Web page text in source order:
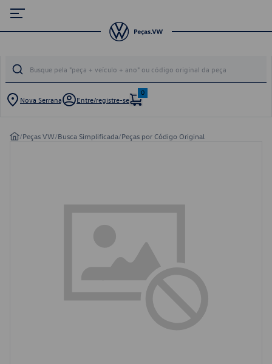
Nova Serrana Entre/registre-se
0
/Peças VW/Busca Simplificada/Peças por Código Original